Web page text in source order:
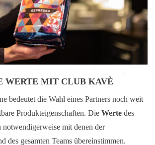
WERTE MIT CLUB KAVÈ
bedeutet die Wahl eines Partners noch weit
Produkteigenschaften. Die Werte des
notwendigerweise mit denen der
des gesamten Teams übereinstimmen.